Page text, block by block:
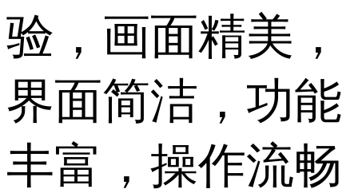
验，画面精美，
界面简洁，功能
丰富，操作流畅